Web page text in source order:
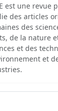
est une
des articles
des
de la nature
et des
et